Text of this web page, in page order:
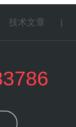
技术文章 |